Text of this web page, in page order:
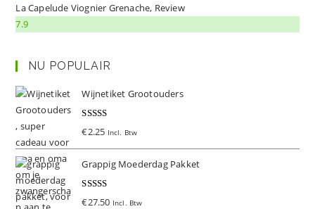
La Capelude Viognier Grenache, Review
7.9
NU POPULAIR
Wijnetiket Grootouders
Gewaardeer
€2.25 Incl. Btw
Grappig Moederdag Pakket
Gewaardeer
€27.50 Incl. Btw